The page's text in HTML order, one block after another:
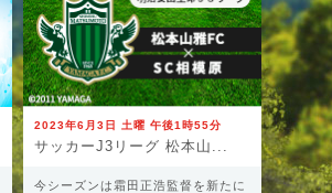
2023年6月3日 土曜 午後1時55分
サッカーJ3リーグ 松本山...
今シーズンは霜田正浩監督を新たに